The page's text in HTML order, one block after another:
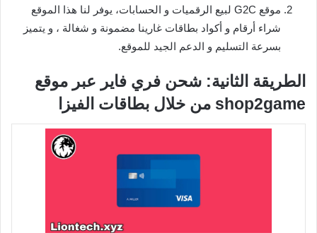
موقع G2C لبيع الرقميات و الحسابات، يوفر لنا هذا الموقع
شراء أرقام و أكواد بطاقات غارينا مضمونة و شغالة ، و يتميز
بسرعة التسليم و الدعم الجيد للموقع.
الطريقة الثانية: شحن فري فاير عبر موقع
shop2game من خلال بطاقات الفيزا